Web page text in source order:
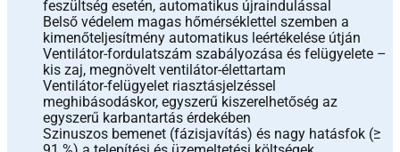
feszültség esetén, automatikus újraindulással
Belső védelem magas hőmérséklettel szemben a
kimenőteljesítmény automatikus leértékelése útján
Ventilátor-fordulatszám szabályozása és felügyelete –
kis zaj, megnövelt ventilátor-élettartam
Ventilátor-felügyelet riasztásjelzéssel
meghibásodáskor, egyszerű kiszerelhetőség az
egyszerű karbantartás érdekében
Szinuszos bemenet (fázisjavítás) és nagy hatásfok (≥